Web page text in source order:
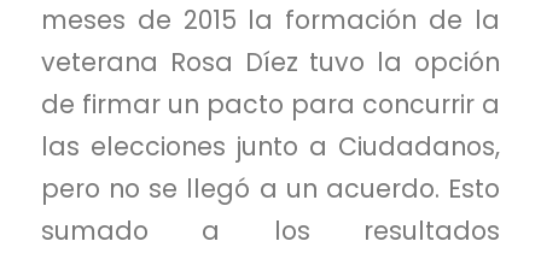
meses de 2015 la formación de la
veterana Rosa Díez tuvo la opción
de firmar un pacto para concurrir a
las elecciones junto a Ciudadanos,
pero no se llegó a un acuerdo. Esto
sumado a los resultados